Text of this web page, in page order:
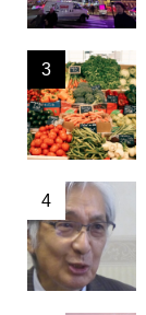
3
4